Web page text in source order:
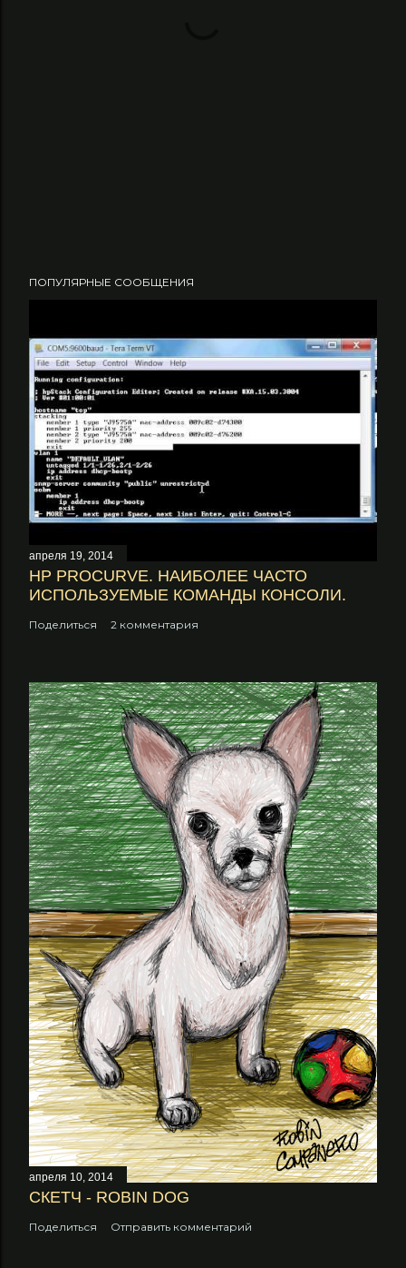
ПОПУЛЯРНЫЕ СООБЩЕНИЯ
апреля 19, 2014
НP PROCURVE. НАИБОЛЕЕ ЧАСТО
ИСПОЛЬЗУЕМЫЕ КОМАНДЫ КОНСОЛИ.
Поделиться 2 комментария
апреля 10, 2014
СКЕТЧ - ROBIN DOG
Поделиться Отправить комментарий